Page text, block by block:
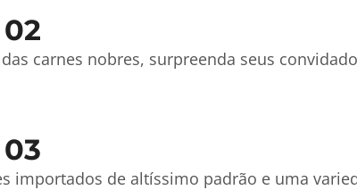
carnes nobres, surpreenda seus
importados de altíssimo padrão e uma